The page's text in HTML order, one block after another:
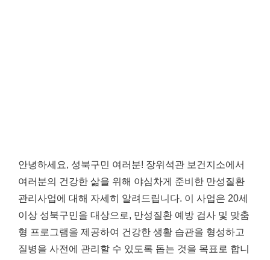
안녕하세요, 성북구민 여러분! 장위석관 보건지소에서
여러분의 건강한 삶을 위해 야심차게 준비한 만성질환
관리사업에 대해 자세히 알려드립니다. 이 사업은 20세
이상 성북구민을 대상으로, 만성질환 예방 검사 및 맞춤
형 프로그램을 제공하여 건강한 생활 습관을 형성하고
질병을 사전에 관리할 수 있도록 돕는 것을 목표로 합니